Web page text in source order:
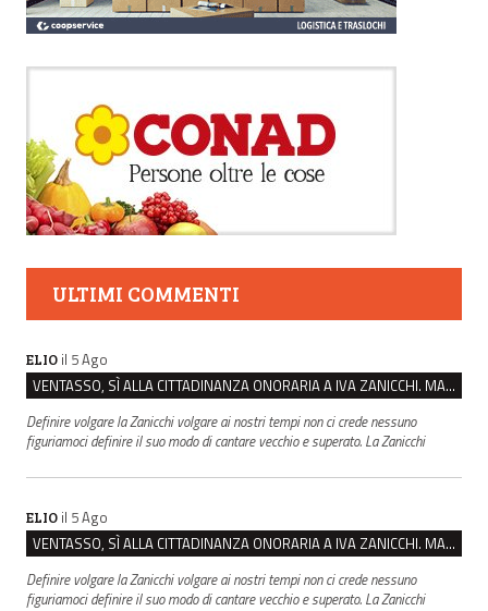
ULTIMI COMMENTI
ELIO il 5 Ago
VENTASSO, SÌ ALLA CITTADINANZA ONORARIA A IVA ZANICCHI. MA BARGIACCHI: “È DI PESSIMO GUSTO”
Definire volgare la Zanicchi volgare ai nostri tempi non ci crede nessuno
figuriamoci definire il suo modo di cantare vecchio e superato. La Zanicchi
ELIO il 5 Ago
VENTASSO, SÌ ALLA CITTADINANZA ONORARIA A IVA ZANICCHI. MA BARGIACCHI: “È DI PESSIMO GUSTO”
Definire volgare la Zanicchi volgare ai nostri tempi non ci crede nessuno
figuriamoci definire il suo modo di cantare vecchio e superato. La Zanicchi